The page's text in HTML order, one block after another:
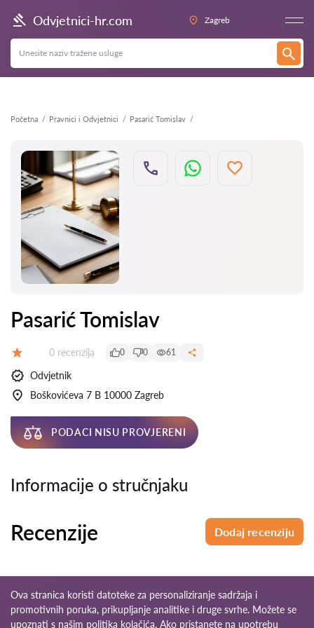
Odvjetnici-hr.com Zagreb
Početna Pravnici i Odvjetnici Pasarić Tomislav
Natrag
Pasarić Tomislav
Recenzija:
0 recenzija 0 0 61
Odvjetnik
Boškovićeva 7 B 10000 Zagreb
PODACI NISU PROVJERENI
Informacije o stručnjaku
Recenzije Dodaj recenziju
Ova stranica koristi datoteke za personaliziranje sadržaja i
promotivnih poruka, prikupljanje analitike i druge svrhe. Možete se
upoznati s našim politika kolačića. Ako pristanete na upotrebu